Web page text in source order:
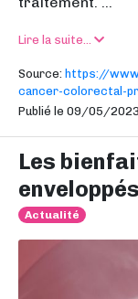
Lire la suite...
Source: https://
cancer-colorectal-
Publié le 09/05/2023
Les
Actualité